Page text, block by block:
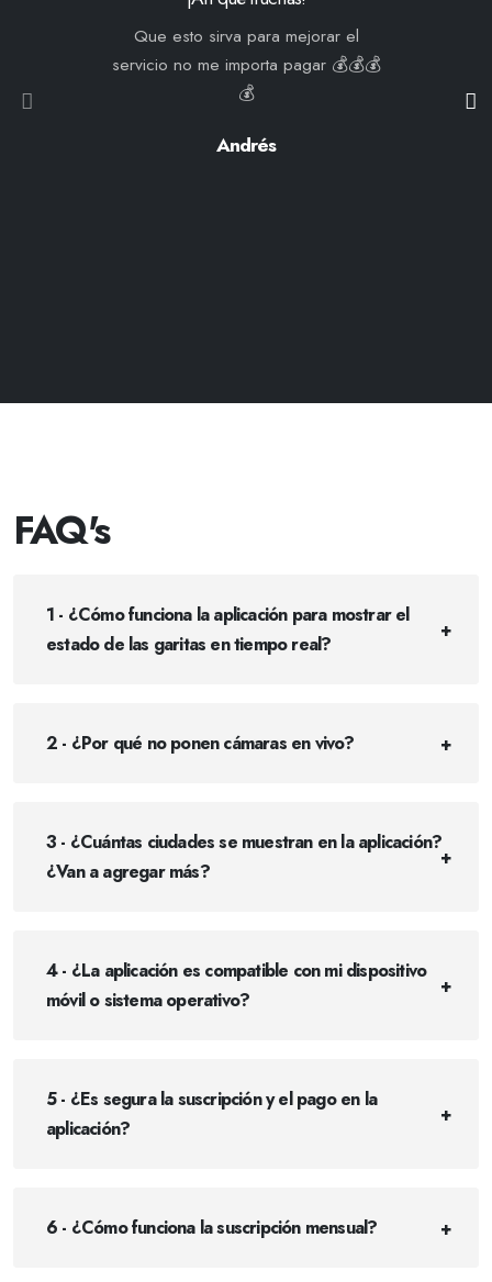
Que esto sirva para mejorar el
servicio no me importa pagar 💰💰💰
💰
Andrés
FAQ's
1 - ¿Cómo funciona la aplicación para mostrar el
estado de las garitas en tiempo real?
2 - ¿Por qué no ponen cámaras en vivo?
3 - ¿Cuántas ciudades se muestran en la aplicación?
¿Van a agregar más?
4 - ¿La aplicación es compatible con mi dispositivo
móvil o sistema operativo?
5 - ¿Es segura la suscripción y el pago en la
aplicación?
6 - ¿Cómo funciona la suscripción mensual?